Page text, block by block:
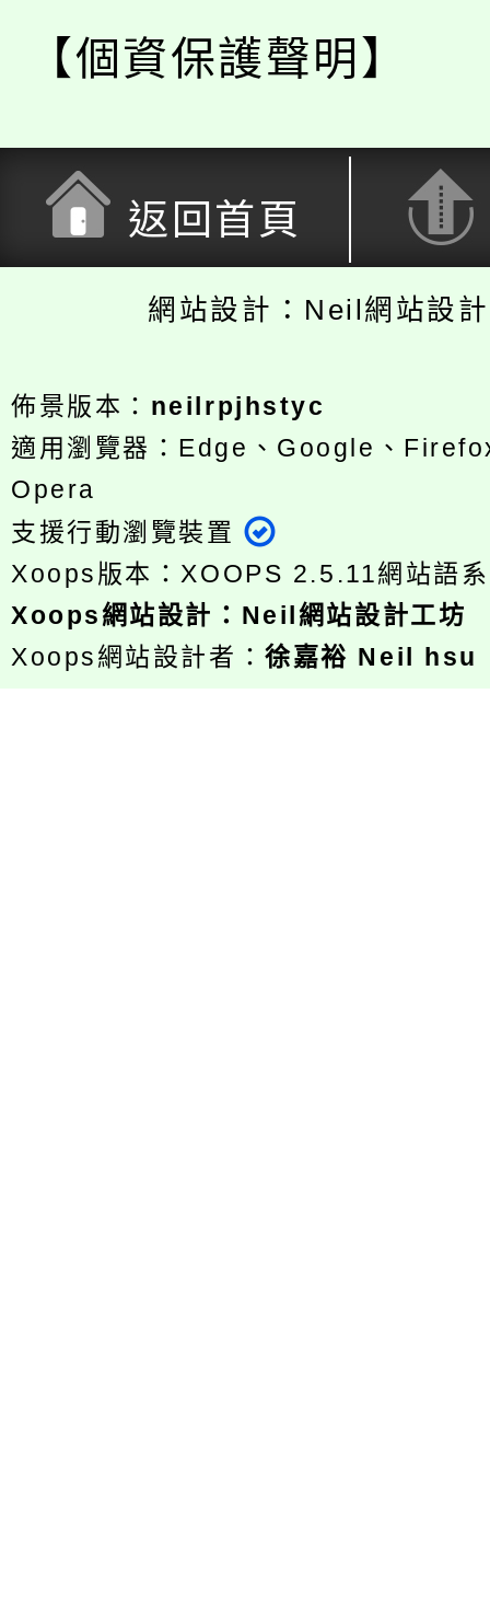
【個資保護聲明】
返回首頁
網站設計：Neil網站設
佈景版本： neilrpjhstyc
適用瀏覽器：Edge、Google、
Opera
支援行動瀏覽裝置
Xoops版本：XOOPS 2.5.11網站語
Xoops網站設計 ： Neil網站設計工坊
Xoops網站設計者：徐嘉裕 Neil hsu